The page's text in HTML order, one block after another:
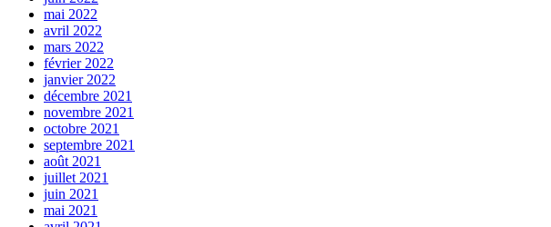
mai 2022
avril 2022
mars 2022
février 2022
janvier 2022
décembre 2021
novembre 2021
octobre 2021
septembre 2021
août 2021
juillet 2021
juin 2021
mai 2021